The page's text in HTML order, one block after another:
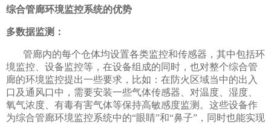
综合管廊环境监控系统的优势
多数据监测：
管廊内的每个仓体均设置各类监控和传感器，其中包括环
境监控、设备监控等，在设备组成的同时，也对整个综合管
廊的环境监控提出一些要求，比如：在防火区域当中的出入
口及通风口中，需要安装一些气体传感器、对温度、湿度、
氧气浓度、有毒有害气体等保持高敏感度监测。这些设备作
为综合管廊环境监控系统中的“眼睛”和“鼻子”，同时也能实现